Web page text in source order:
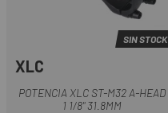
SIN STOCK
XLC
POTENCIA XLC ST-M32 A-HEAD
1 1/8" 31.8MM